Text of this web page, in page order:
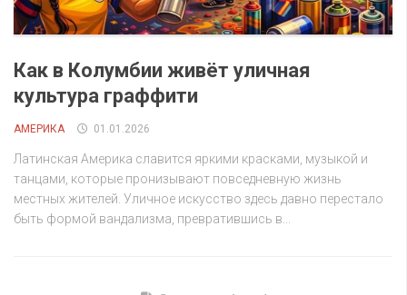
Как в Колумбии живёт уличная
культура граффити
АМЕРИКА 01.01.2026
Латинская Америка славится яркими красками, музыкой и
танцами, которые пронизывают повседневную жизнь
местных жителей. Уличное искусство здесь давно перестало
быть формой вандализма, превратившись в...